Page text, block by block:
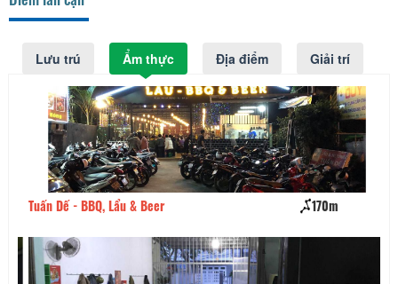
Lưu trú Ẩm thực Địa điểm Giải trí
Tuấn Dế - BBQ, Lẩu & Beer 170m